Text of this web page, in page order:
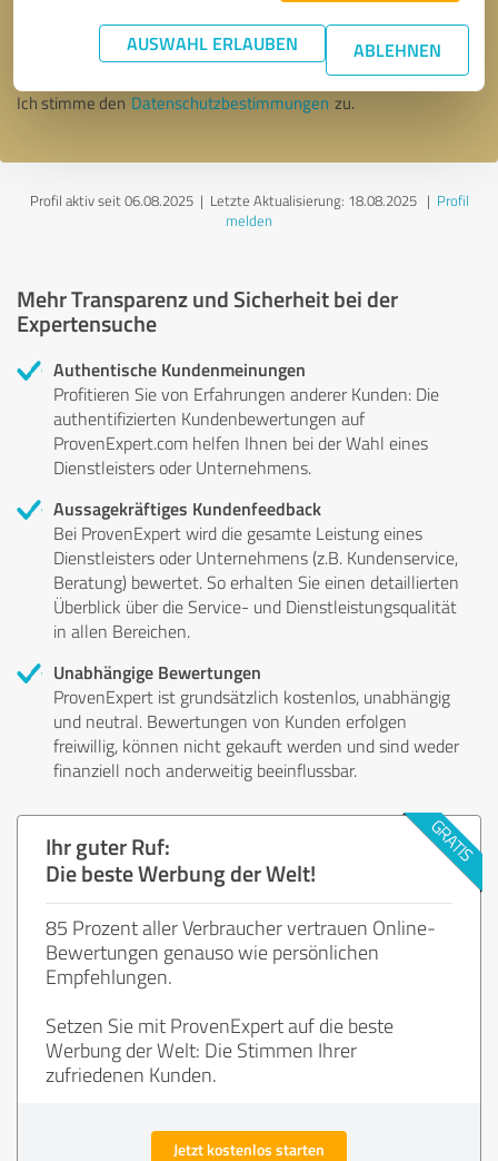
AUSWAHL ERLAUBEN ABLEHNEN
Nachricht senden
Ich stimme den Datenschutzbestimmungen zu.
Profil aktiv seit 06.08.2025 | Letzte Aktualisierung: 18.08.2025| Profil
melden
Mehr Transparenz und Sicherheit bei der
Expertensuche
Authentische Kundenmeinungen
Profitieren Sie von Erfahrungen anderer Kunden: Die
authentifizierten Kundenbewertungen auf
ProvenExpert.com helfen Ihnen bei der Wahl eines
Dienstleisters oder Unternehmens.
Aussagekräftiges Kundenfeedback
Bei ProvenExpert wird die gesamte Leistung eines
Dienstleisters oder Unternehmens (z.B. Kundenservice,
Beratung) bewertet. So erhalten Sie einen detaillierten
Überblick über die Service- und Dienstleistungsqualität
in allen Bereichen.
Unabhängige Bewertungen
ProvenExpert ist grundsätzlich kostenlos, unabhängig
und neutral. Bewertungen von Kunden erfolgen
freiwillig, können nicht gekauft werden und sind weder
finanziell noch anderweitig beeinflussbar.
Ihr guter Ruf:
Die beste Werbung der Welt!
85 Prozent aller Verbraucher vertrauen Online-
Bewertungen genauso wie persönlichen
Empfehlungen.
Setzen Sie mit ProvenExpert auf die beste
Werbung der Welt: Die Stimmen Ihrer
zufriedenen Kunden.
Jetzt kostenlos starten